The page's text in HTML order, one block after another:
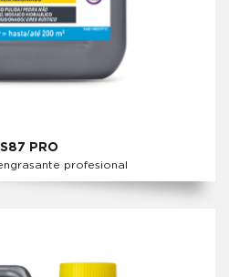
PRO
profesional